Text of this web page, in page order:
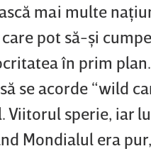
mai multe
pot să-şi
în prim
se acorde “wild
Viitorul sperie, iar
Mondialul era